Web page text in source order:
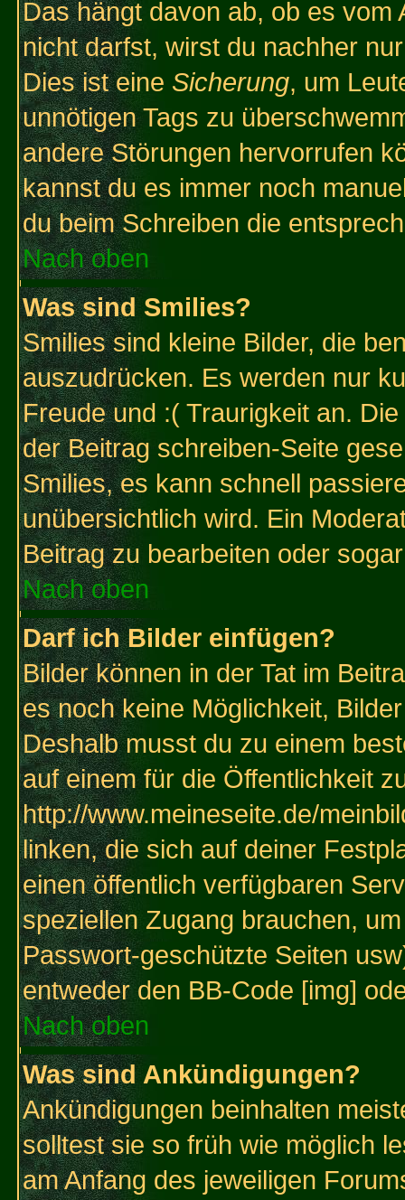
Das hängt davon ab, ob es
nicht darfst, wirst du nachher
Dies ist eine Sicherung, um
unnötigen Tags zu
andere Störungen hervorrufen
kannst du es immer noch
du beim Schreiben die
Nach oben
Was sind Smilies?
Smilies sind kleine Bilder, die
auszudrücken. Es werden nur
Freude und :( Traurigkeit an.
der Beitrag schreiben-Seite
Smilies, es kann schnell
unübersichtlich wird. Ein
Beitrag zu bearbeiten oder
Nach oben
Darf ich Bilder einfügen?
Bilder können in der Tat im
es noch keine Möglichkeit,
Deshalb musst du zu einem
auf einem für die Öffentlichkeit
http://www.meineseite.de/
linken, die sich auf deiner
einen öffentlich verfügbaren
speziellen Zugang brauchen,
Passwort-geschützte Seiten
entweder den BB-Code [img]
Nach oben
Was sind Ankündigungen?
Ankündigungen beinhalten
solltest sie so früh wie möglich
am Anfang des jeweiligen